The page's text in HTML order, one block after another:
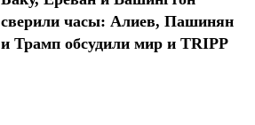
сверили часы: Алиев, Пашинян
и Трамп обсудили мир и TRIPP